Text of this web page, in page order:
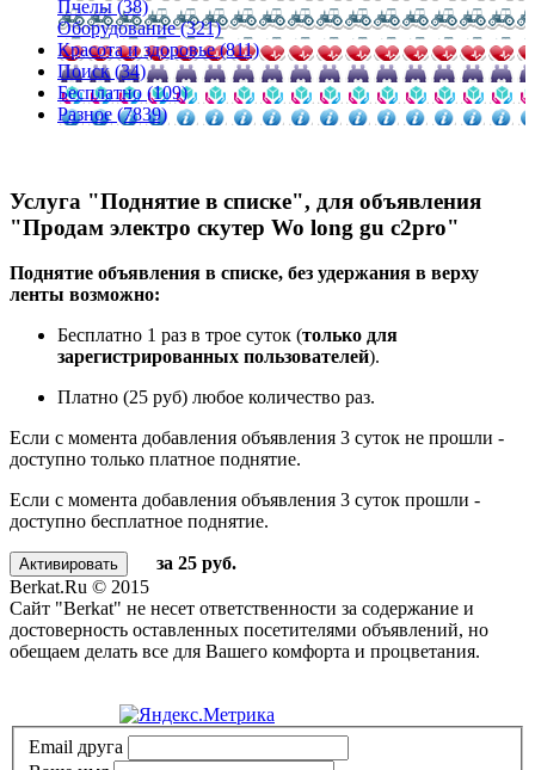
Пчелы (38)
Оборудование (321)
Красота и здоровье (811)
Поиск (34)
Бесплатно (109)
Разное (7839)
Услуга "Поднятие в списке", для объявления
"Продам электро скутер Wo long gu c2pro"
Поднятие объявления в списке, без удержания в верху
ленты возможно:
Бесплатно 1 раз в трое суток (только для
зарегистрированных пользователей).
Платно (25 руб) любое количество раз.
Если с момента добавления объявления 3 суток не прошли -
доступно только платное поднятие.
Если с момента добавления объявления 3 суток прошли -
доступно бесплатное поднятие.
за 25 руб.
Berkat.Ru © 2015
Сайт "Berkat" не несет ответственности за содержание и
достоверность оставленных посетителями объявлений, но
обещаем делать все для Вашего комфорта и процветания.
Email друга